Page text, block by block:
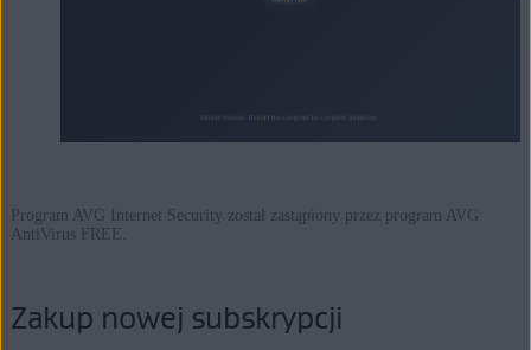
Program AVG Internet Security został zastąpiony przez program AVG
AntiVirus FREE.
Zakup nowej subskrypcji